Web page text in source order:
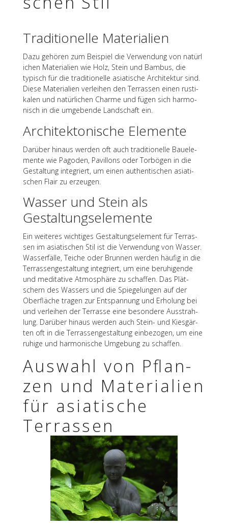
Tradi­tio­nelle Materialien
Dazu gehö­ren zum Beispiel die Verwen­dung von natür­l
i­chen Mate­ria­lien wie Holz, Stein und Bambus, die
typisch für die tradi­tio­nelle asia­ti­sche Archi­tek­tur sind.
Diese Mate­ria­lien verlei­hen den Terras­sen einen rusti­
ka­len und natür­li­chen Charme und fügen sich harmo­
nisch in die umge­bende Land­schaft ein.
Archi­tek­to­ni­sche Elemente
Darüber hinaus werden oft auch tradi­tio­nelle Bauele­
mente wie Pago­den, Pavil­lons oder Torbö­gen in die
Gestal­tung inte­griert, um einen authen­ti­schen asia­ti­
schen Flair zu erzeugen.
Wasser und Stein als
Gestaltungselemente
Ein weite­res wich­ti­ges Gestal­tungs­ele­ment für Terras­
sen im asia­ti­schen Stil ist die Verwen­dung von Wasser.
Wasser­fälle, Teiche oder Brun­nen werden häufig in die
Terras­sen­ge­stal­tung inte­griert, um eine beru­hi­gende
und medi­ta­tive Atmo­sphäre zu schaf­fen. Das Plät­
schern des Wassers und die Spie­ge­lun­gen auf der
Ober­flä­che tragen zur Entspan­nung und Erho­lung bei
und verlei­hen der Terrasse eine beson­dere Ausstrah­
lung. Darüber hinaus werden auch Stein- und Kies­gär­
ten oft in die Terras­sen­ge­stal­tung einbe­zo­gen, um eine
ruhige und harmo­ni­sche Umge­bung zu schaffen.
Auswahl von Pflan­
zen und Mate­ria­lien
für asia­ti­sche
Terrassen